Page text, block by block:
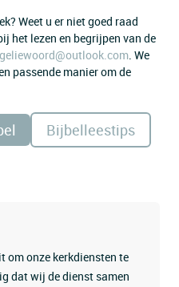
Weet u er niet goed raad
het lezen en begrijpen van de
. We
passende manier om de
Bijbelleestips
om onze kerkdiensten te
dat wij de dienst samen